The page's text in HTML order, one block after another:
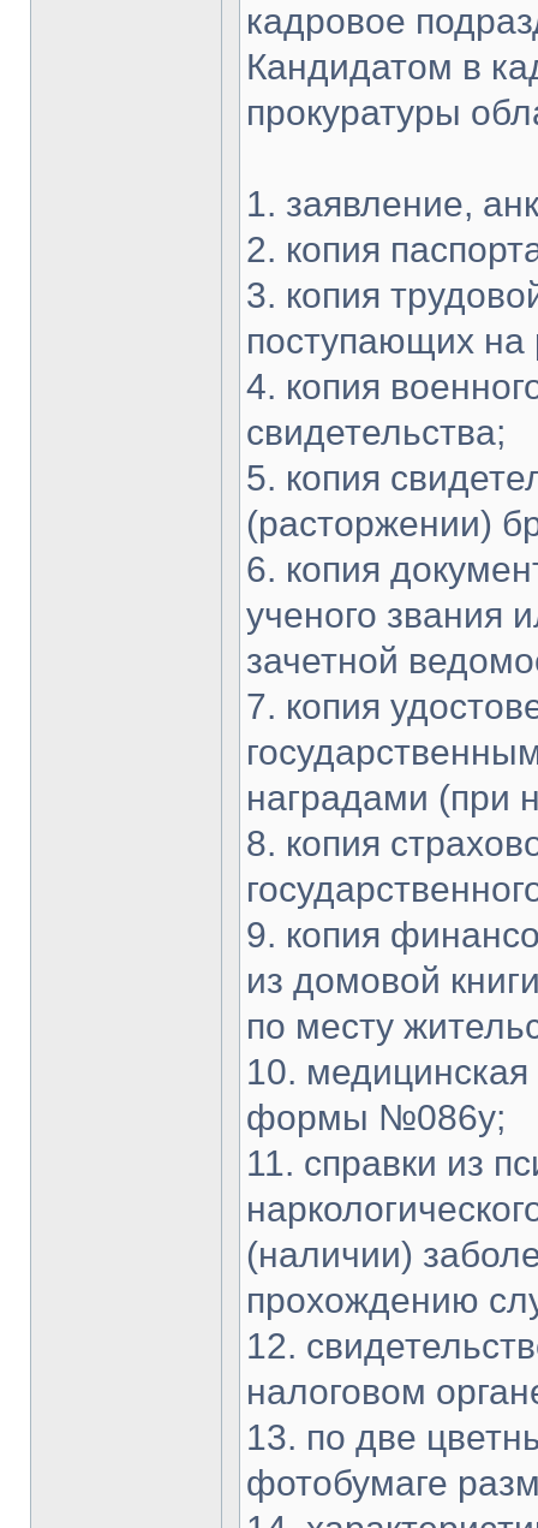
кадровое
Кандидатом в
прокуратуры
1. заявление,
2. копия
3. копия
поступающих на
4. копия
свидетельства;
5. копия
(расторжении)
6. копия
ученого звания
зачетной
7. копия
наградами (при
8. копия
9. копия
из домовой
по месту
10. медицинская
формы №086у;
11. справки из
(наличии)
прохождению
12.
налоговом
13. по две
фотобумаге